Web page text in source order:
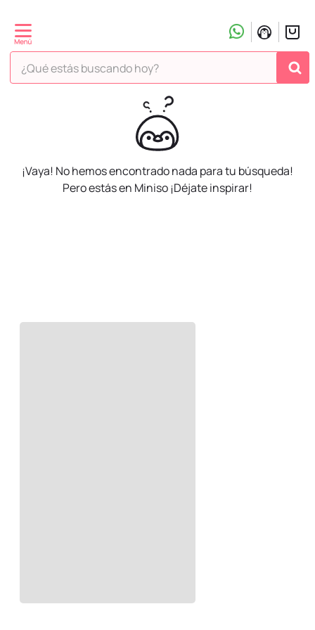
¿Qué estás buscando hoy?
¡Vaya! No hemos encontrado nada para tu búsqueda!
Pero estás en Miniso ¡Déjate inspirar!